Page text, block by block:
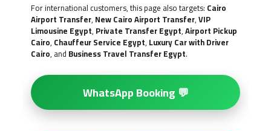
For international customers, this page also targets: Cairo
Airport Transfer, New Cairo Airport Transfer,VIP
Limousine Egypt, Private Transfer Egypt,Airport Pickup
Cairo, Chauffeur Service Egypt, Luxury Car with Driver
Cairo, and Business Travel Transfer Egypt.
💬 WhatsApp Booking